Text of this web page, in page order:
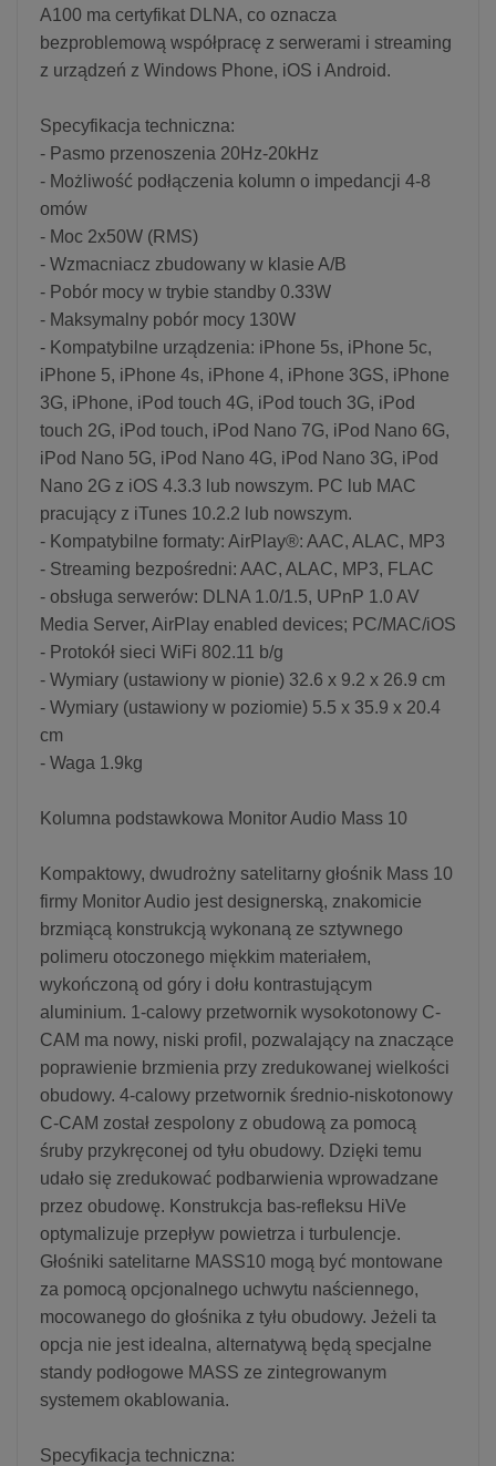
A100 ma certyfikat DLNA, co oznacza
bezproblemową współpracę z serwerami i streaming
z urządzeń z Windows Phone, iOS i Android.
Specyfikacja techniczna:
- Pasmo przenoszenia 20Hz-20kHz
- Możliwość podłączenia kolumn o impedancji 4-8
omów
- Moc 2x50W (RMS)
- Wzmacniacz zbudowany w klasie A/B
- Pobór mocy w trybie standby 0.33W
- Maksymalny pobór mocy 130W
- Kompatybilne urządzenia: iPhone 5s, iPhone 5c,
iPhone 5, iPhone 4s, iPhone 4, iPhone 3GS, iPhone
3G, iPhone, iPod touch 4G, iPod touch 3G, iPod
touch 2G, iPod touch, iPod Nano 7G, iPod Nano 6G,
iPod Nano 5G, iPod Nano 4G, iPod Nano 3G, iPod
Nano 2G z iOS 4.3.3 lub nowszym. PC lub MAC
pracujący z iTunes 10.2.2 lub nowszym.
- Kompatybilne formaty: AirPlay®: AAC, ALAC, MP3
- Streaming bezpośredni: AAC, ALAC, MP3, FLAC
- obsługa serwerów: DLNA 1.0/1.5, UPnP 1.0 AV
Media Server, AirPlay enabled devices; PC/MAC/iOS
- Protokół sieci WiFi 802.11 b/g
- Wymiary (ustawiony w pionie) 32.6 x 9.2 x 26.9 cm
- Wymiary (ustawiony w poziomie) 5.5 x 35.9 x 20.4
cm
- Waga 1.9kg
Kolumna podstawkowa Monitor Audio Mass 10
Kompaktowy, dwudrożny satelitarny głośnik Mass 10
firmy Monitor Audio jest designerską, znakomicie
brzmiącą konstrukcją wykonaną ze sztywnego
polimeru otoczonego miękkim materiałem,
wykończoną od góry i dołu kontrastującym
aluminium. 1-calowy przetwornik wysokotonowy C-
CAM ma nowy, niski profil, pozwalający na znaczące
poprawienie brzmienia przy zredukowanej wielkości
obudowy. 4-calowy przetwornik średnio-niskotonowy
C-CAM został zespolony z obudową za pomocą
śruby przykręconej od tyłu obudowy. Dzięki temu
udało się zredukować podbarwienia wprowadzane
przez obudowę. Konstrukcja bas-refleksu HiVe
optymalizuje przepływ powietrza i turbulencje.
Głośniki satelitarne MASS10 mogą być montowane
za pomocą opcjonalnego uchwytu naściennego,
mocowanego do głośnika z tyłu obudowy. Jeżeli ta
opcja nie jest idealna, alternatywą będą specjalne
standy podłogowe MASS ze zintegrowanym
systemem okablowania.
Specyfikacja techniczna: